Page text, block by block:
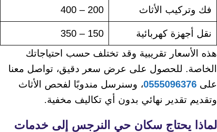
فك وتركيب الأثاث 200 – 400
نقل أجهزة كهربائية
150 – 350
هذه الأسعار تقريبية وقد تختلف حسب احتياجاتك
الخاصة. للحصول على عرض سعر دقيق، تواصل معنا
على 0555096376، وسنرسل مندوبًا لفحص الأثاث
وتقديم تقدير نهائي بدون أي تكاليف مخفية.
لماذا يحتاج سكان حي النرجس إلى خدمات